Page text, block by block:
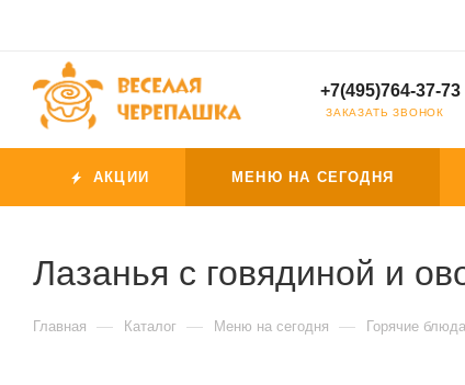
+7(495)764-37-73
ЗАКАЗАТЬ ЗВОНОК
АКЦИИ МЕНЮ НА СЕГОДНЯ
Лазанья с говядиной и
Главная — Каталог — Меню на сегодня — Горячие блюда